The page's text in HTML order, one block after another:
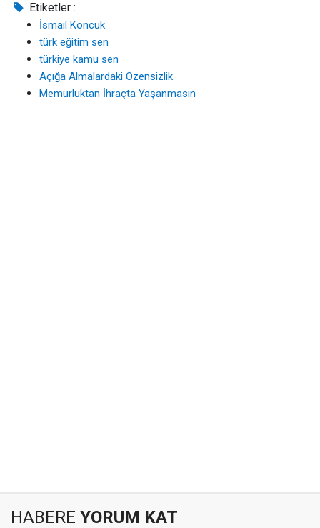
Etiketler :
İsmail Koncuk
türk eğitim sen
türkiye kamu sen
Açığa Almalardaki Özensizlik
Memurluktan İhraçta Yaşanmasın
HABERE YORUM KAT